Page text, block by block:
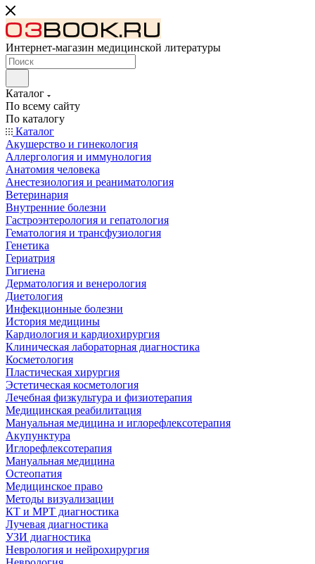
Интернет-магазин медицинской литературы
Каталог
По всему сайту
По каталогу
Каталог
Акушерство и гинекология
Аллергология и иммунология
Анатомия человека
Анестезиология и реаниматология
Ветеринария
Внутренние болезни
Гастроэнтерология и гепатология
Гематология и трансфузиология
Генетика
Гериатрия
Гигиена
Дерматология и венерология
Диетология
Инфекционные болезни
История медицины
Кардиология и кардиохирургия
Клиническая лабораторная диагностика
Косметология
Пластическая хирургия
Эстетическая косметология
Лечебная физкультура и физиотерапия
Медицинская реабилитация
Мануальная медицина и иглорефлексотерапия
Акупунктура
Иглорефлексотерапия
Мануальная медицина
Остеопатия
Медицинское право
Методы визуализации
КТ и МРТ диагностика
Лучевая диагностика
УЗИ диагностика
Неврология и нейрохирургия